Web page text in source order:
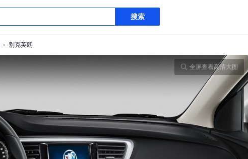
搜索
＞ 别克英朗
全屏查看高清大图